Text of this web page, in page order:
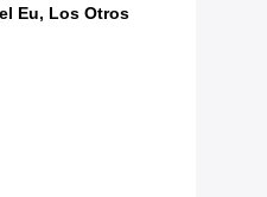
Eu, Los Otros